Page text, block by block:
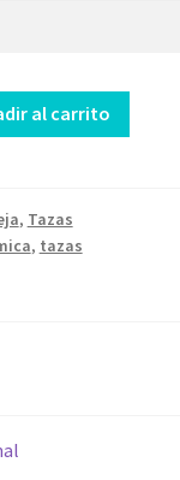
al carrito
, Tazas
, tazas